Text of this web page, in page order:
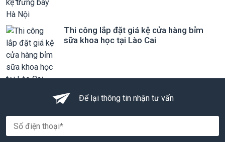
Thi công lắp đặt giá kệ cửa hàng bỉm
sữa khoa học tại Lào Cai
Để lại thông tin nhận tư vấn